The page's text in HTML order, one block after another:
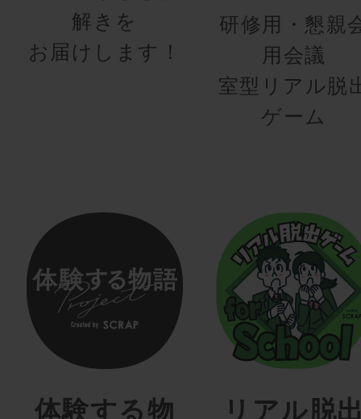
解きを
お届けします！
研修用・懇親
用会議
室型リアル脱
ゲーム
体験する物
リアル脱